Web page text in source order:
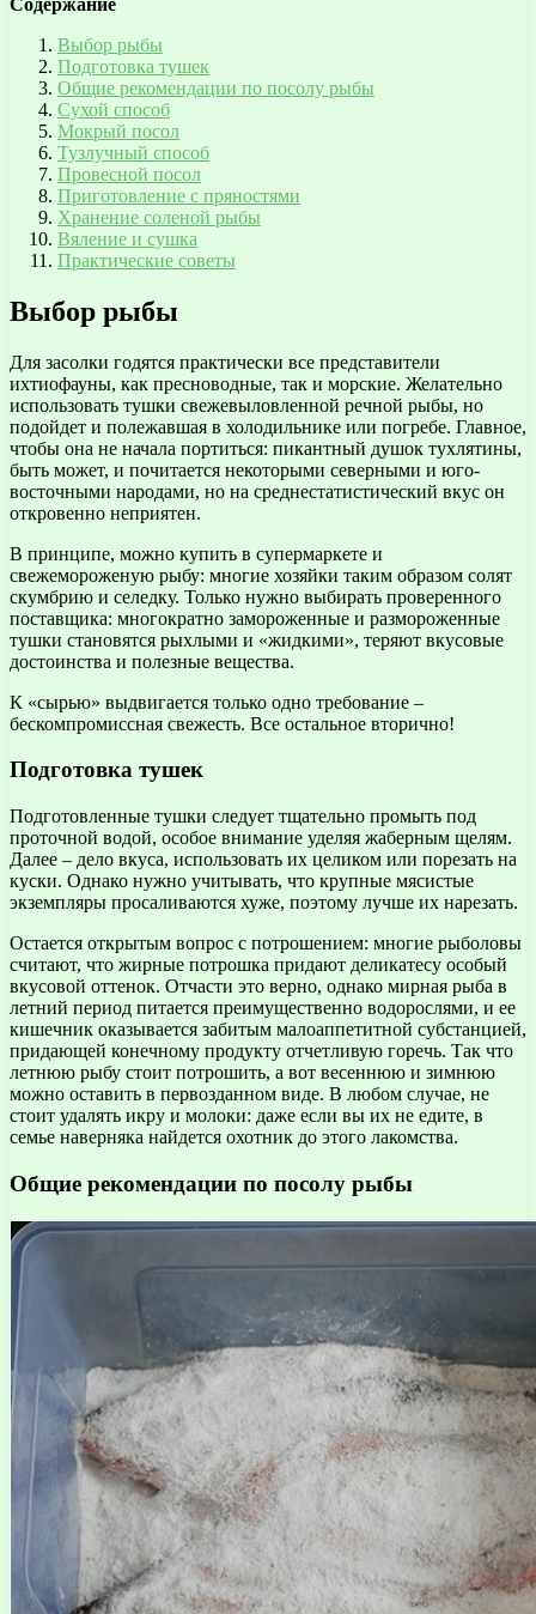
Выбор рыбы
Подготовка тушек
Общие рекомендации по посолу рыбы
Сухой способ
Мокрый посол
Тузлучный способ
Провесной посол
Приготовление с пряностями
Хранение соленой рыбы
Вяление и сушка
Практические советы
Выбор рыбы
Для засолки годятся практически все представители
ихтиофауны, как пресноводные, так и морские. Желательно
использовать тушки свежевыловленной речной рыбы, но
подойдет и полежавшая в холодильнике или погребе. Главное,
чтобы она не начала портиться: пикантный душок тухлятины,
быть может, и почитается некоторыми северными и юго-
восточными народами, но на среднестатистический вкус он
откровенно неприятен.
В принципе, можно купить в супермаркете и
свежемороженую рыбу: многие хозяйки таким образом солят
скумбрию и селедку. Только нужно выбирать проверенного
поставщика: многократно замороженные и размороженные
тушки становятся рыхлыми и «жидкими», теряют вкусовые
достоинства и полезные вещества.
К «сырью» выдвигается только одно требование –
бескомпромиссная свежесть. Все остальное вторично!
Подготовка тушек
Подготовленные тушки следует тщательно промыть под
проточной водой, особое внимание уделяя жаберным щелям.
Далее – дело вкуса, использовать их целиком или порезать на
куски. Однако нужно учитывать, что крупные мясистые
экземпляры просаливаются хуже, поэтому лучше их нарезать.
Остается открытым вопрос с потрошением: многие рыболовы
считают, что жирные потрошка придают деликатесу особый
вкусовой оттенок. Отчасти это верно, однако мирная рыба в
летний период питается преимущественно водорослями, и ее
кишечник оказывается забитым малоаппетитной субстанцией,
придающей конечному продукту отчетливую горечь. Так что
летнюю рыбу стоит потрошить, а вот весеннюю и зимнюю
можно оставить в первозданном виде. В любом случае, не
стоит удалять икру и молоки: даже если вы их не едите, в
семье наверняка найдется охотник до этого лакомства.
Общие рекомендации по посолу рыбы